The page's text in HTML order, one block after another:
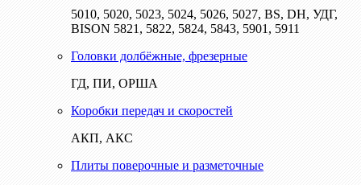
5010, 5020, 5023, 5024, 5026, 5027, BS, DH, УДГ,
BISON 5821, 5822, 5824, 5843, 5901, 5911
Головки долбёжные, фрезерные
ГД, ПИ, ОРША
Коробки передач и скоростей
АКП, АКС
Плиты поверочные и разметочные